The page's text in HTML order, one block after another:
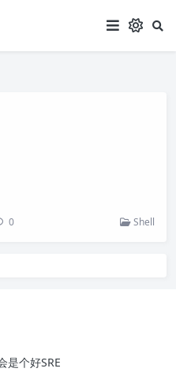
0 Shell
是个好SRE